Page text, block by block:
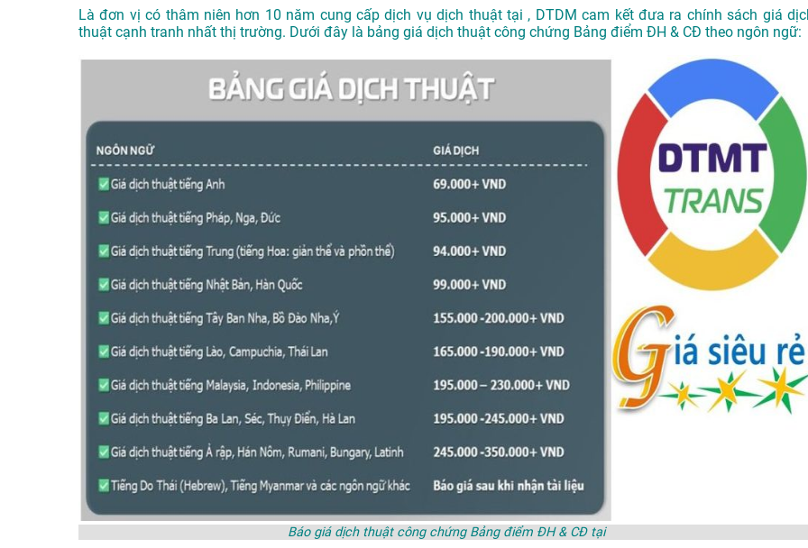
Là đơn vị có thâm niên hơn 10 năm cung cấp dịch vụdịch thuật tại , DTDM cam kết đưa ra chính sách giá
thuật cạnh tranh nhất thị trường. Dưới đây là bảng giá dịch thuật công chứng Bảng điểm ĐH & CĐ theo ngôn ngữ:
Báo giá dịch thuật công chứng Bảng điểm ĐH & CĐ tại